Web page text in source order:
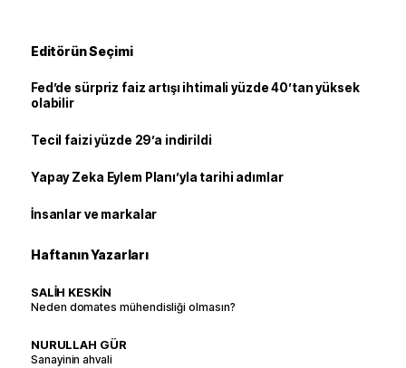
Editörün Seçimi
Fed’de sürpriz faiz artışı ihtimali yüzde 40’tan yüksek
olabilir
Tecil faizi yüzde 29’a indirildi
Yapay Zeka Eylem Planı’yla tarihi adımlar
İnsanlar ve markalar
Haftanın Yazarları
SALİH KESKİN
Neden domates mühendisliği olmasın?
NURULLAH GÜR
Sanayinin ahvali